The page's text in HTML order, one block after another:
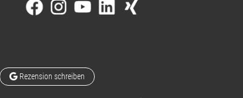
Rezension schreiben